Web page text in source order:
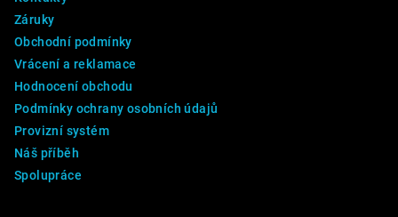
Záruky
Obchodní podmínky
Vrácení a reklamace
Hodnocení obchodu
Podmínky ochrany osobních údajů
Provizní systém
Náš příběh
Spolupráce